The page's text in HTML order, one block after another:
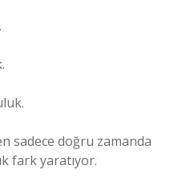
sadece doğru zamanda
fark yaratıyor.